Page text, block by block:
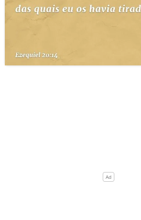
PERGUNTE À BÍBLIA
QUEM SOMOS